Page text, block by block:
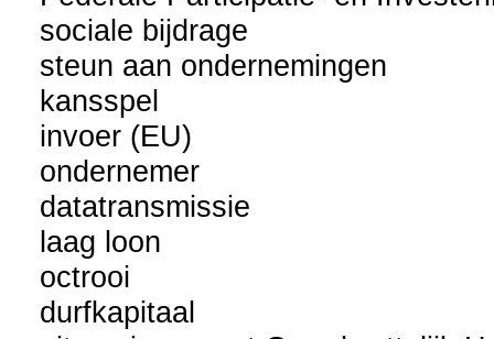
sociale bijdrage
steun aan ondernemingen
kansspel
invoer (EU)
ondernemer
datatransmissie
laag loon
octrooi
durfkapitaal